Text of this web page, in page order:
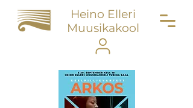
Heino Elleri
Muusikakool